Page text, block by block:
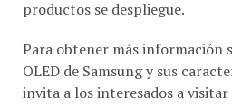
OLED de Samsung y sus
invita a los interesados a
compañía.